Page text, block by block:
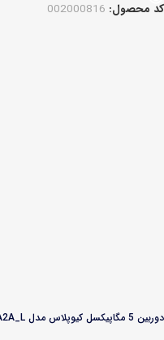
کد محصول: 002000816
دوربین 5 مگاپیکسل کیوپلاس مدل IPC DW562HA2A_L